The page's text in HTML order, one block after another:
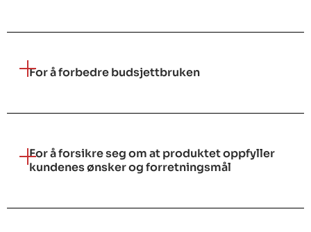
For å forbedre budsjettbruken
For å forsikre seg om at produktet oppfyller
kundenes ønsker og forretningsmål